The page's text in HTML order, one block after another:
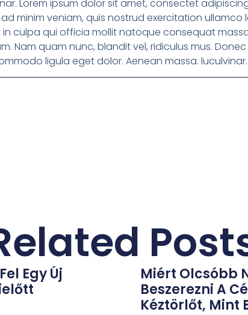
Lorem ipsum dolor sit amet, consectet
minim veniam, quis nostrud exercitation ullamco
culpa qui officia mollit natoque consequat
Nam quam nunc, blandit vel, ridiculus mus.
ligula eget dolor. Aenean massa. luculvinar.
Egy Új
Miért Olcsóbb
Beszerezni A
Kéztörlőt, Mint